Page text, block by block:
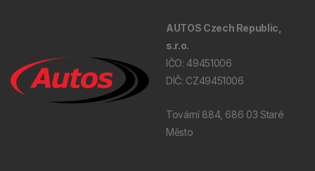
AUTOS Czech Republic,
s.r.o.
IČO: 49451006
DIČ: CZ49451006
Tovární 884, 686 03 Staré
Město